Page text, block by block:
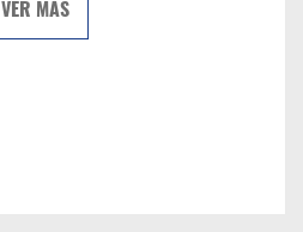
VER MÁS